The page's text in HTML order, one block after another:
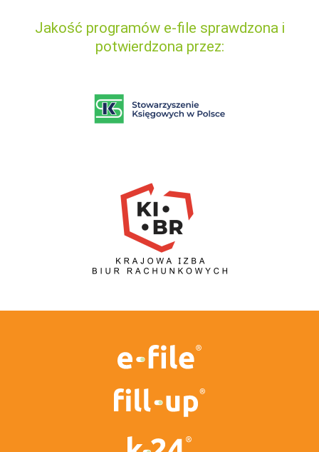
Jakość programów e-file sprawdzona i
potwierdzona przez: